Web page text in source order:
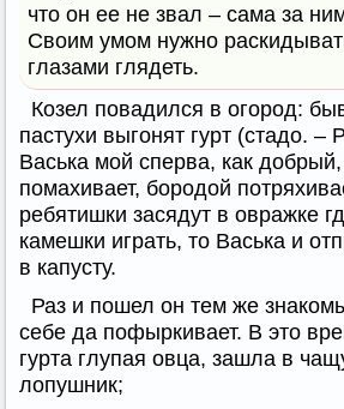
что он ее не звал – сама за
Своим умом нужно
глазами глядеть.
Козел повадился в огород:
пастухи выгонят гурт (стадо. –
Васька мой сперва, как добрый,
помахивает, бородой
ребятишки засядут в овражке
камешки играть, то Васька и
в капусту.
Раз и пошел он тем же
себе да пофыркивает. В это
гурта глупая овца, зашла в
лопушник;